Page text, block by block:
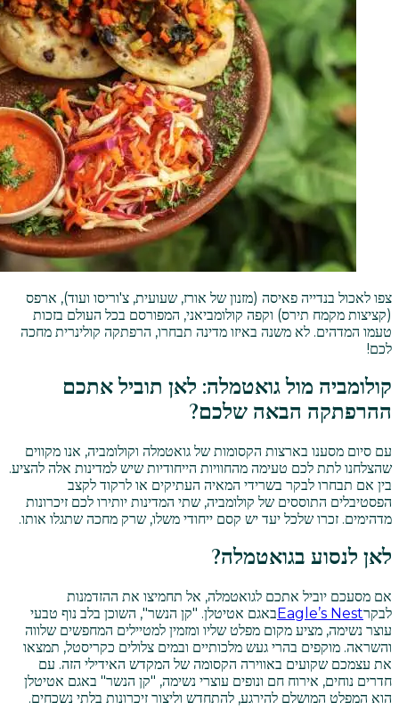
צפו לאכול בנדייה פאיסה (מזנון של אורז, שעועית, צ'וריסו ועוד), ארפס
(קציצות מקמח תירס) וקפה קולומביאני, המפורסם בכל העולם בזכות
טעמו המדהים. לא משנה באיזו מדינה תבחרו, הרפתקה קולינרית מחכה
לכם!
קולומביה מול גואטמלה: לאן תוביל אתכם
ההרפתקה הבאה שלכם?
עם סיום מסענו בארצות הקסומות של גואטמלה וקולומביה, אנו מקווים
שהצלחנו לתת לכם טעימה מהחוויות הייחודיות שיש למדינות אלה להציע.
בין אם תבחרו לבקר בשרידי המאיה העתיקים או לרקוד לקצב
הפסטיבלים התוססים של קולומביה, שתי המדינות יותירו לכם זיכרונות
מדהימים. זכרו שלכל יעד יש קסם ייחודי משלו, שרק מחכה שתגלו אותו.
לאן לנסוע בגואטמלה?
אם מסעכם יוביל אתכם לגואטמלה, אל תחמיצו את ההזדמנות
לבקרEagle’s Nestבאגם אטיטלן. "קן הנשר", השוכן בלב נוף טבעי
עוצר נשימה, מציע מקום מפלט שליו ומזמין למטיילים המחפשים שלווה
והשראה. מוקפים בהרי געש מלכותיים ובמים צלולים כקריסטל, תמצאו
את עצמכם שקועים באווירה הקסומה של המקדש האידילי הזה. עם
חדרים נוחים, אירוח חם ונופים עוצרי נשימה, "קן הנשר" באגם אטיטלן
הוא המפלט המושלם להירגע, להתחדש וליצור זיכרונות בלתי נשכחים.